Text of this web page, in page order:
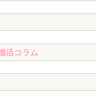
活コラム